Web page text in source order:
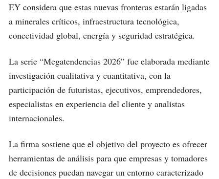
EY considera que estas nuevas fronteras estarán ligadas
a minerales críticos, infraestructura tecnológica,
conectividad global, energía y seguridad estratégica.
La serie “Megatendencias 2026” fue elaborada mediante
investigación cualitativa y cuantitativa, con la
participación de futuristas, ejecutivos, emprendedores,
especialistas en experiencia del cliente y analistas
internacionales.
La firma sostiene que el objetivo del proyecto es ofrecer
herramientas de análisis para que empresas y tomadores
de decisiones puedan navegar un entorno caracterizado